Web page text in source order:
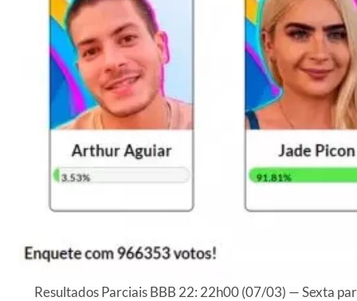
Resultados Parciais BBB 22: 22h00 (07/03) — Sexta